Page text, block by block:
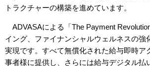
トラクチャーの構築を進めています。
ADVASAによる「The Payment
イング、ファイナンシャルウェルネスの強
実現です。すべて無償化された給与即時ア
事者様に提供し、さらには給与デジタル払